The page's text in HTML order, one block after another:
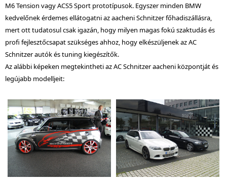
M6 Tension vagy ACS5 Sport prototípusok. Egyszer minden BMW
kedvelőnek érdemes ellátogatni az aacheni Schnitzer főhadiszállásra,
mert ott tudatosul csak igazán, hogy milyen magas fokú szaktudás és
profi fejlesztőcsapat szükséges ahhoz, hogy elkészüljenek az AC
Schnitzer autók és tuning kiegészítők.
Az alábbi képeken megtekintheti az AC Schnitzer aacheni központját és
legújabb modelljeit: